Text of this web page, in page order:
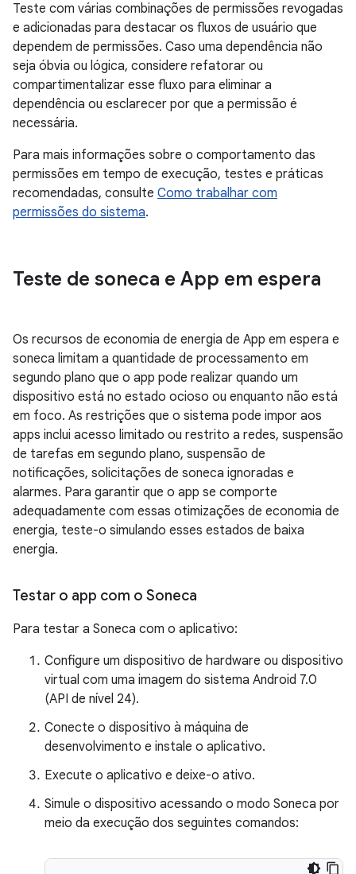
Teste com várias combinações de permissões revogadas
e adicionadas para destacar os fluxos de usuário que
dependem de permissões. Caso uma dependência não
seja óbvia ou lógica, considere refatorar ou
compartimentalizar esse fluxo para eliminar a
dependência ou esclarecer por que a permissão é
necessária.
Para mais informações sobre o comportamento das
permissões em tempo de execução, testes e práticas
recomendadas, consulte Como trabalhar com
permissões do sistema.
Teste de soneca e App em espera
Os recursos de economia de energia de App em espera e
soneca limitam a quantidade de processamento em
segundo plano que o app pode realizar quando um
dispositivo está no estado ocioso ou enquanto não está
em foco. As restrições que o sistema pode impor aos
apps inclui acesso limitado ou restrito a redes, suspensão
de tarefas em segundo plano, suspensão de
notificações, solicitações de soneca ignoradas e
alarmes. Para garantir que o app se comporte
adequadamente com essas otimizações de economia de
energia, teste-o simulando esses estados de baixa
energia.
Testar o app com o Soneca
Para testar a Soneca com o aplicativo:
Configure um dispositivo de hardware ou dispositivo
virtual com uma imagem do sistema Android 7.0
(API de nível 24).
Conecte o dispositivo à máquina de
desenvolvimento e instale o aplicativo.
Execute o aplicativo e deixe-o ativo.
Simule o dispositivo acessando o modo Soneca por
meio da execução dos seguintes comandos: